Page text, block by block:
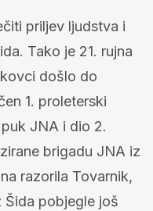
priljev ljudstva i
Tako je 21. rujna
došlo do
1. proleterski
JNA i dio 2.
brigadu JNA iz
razorila Tovarnik,
pobjegle još